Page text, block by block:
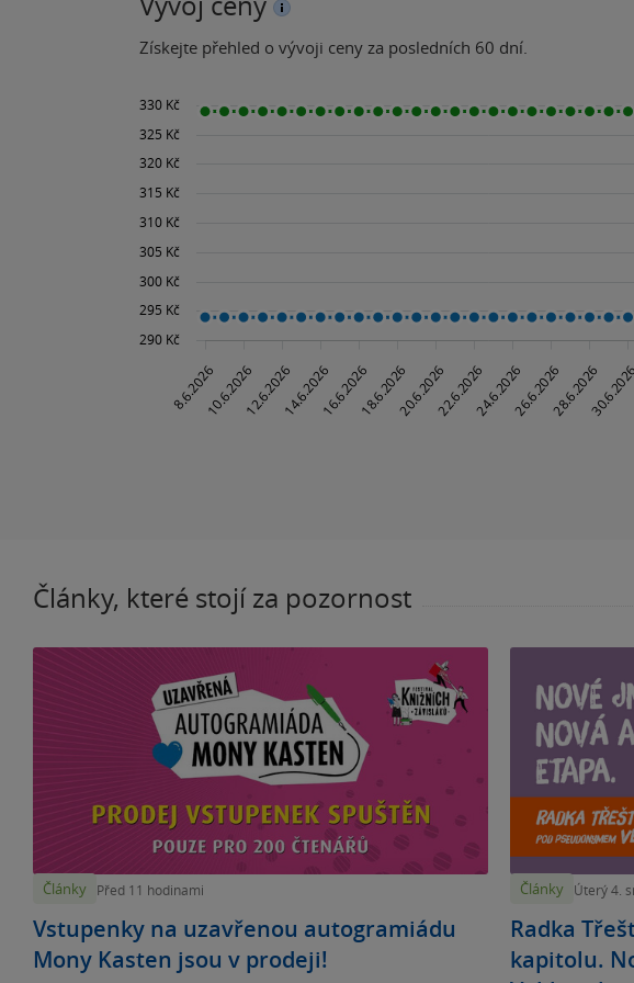
Získejte přehled o vývoji ceny za posledních 60 dní.
Články, které stojí za pozornost
Články Před 11 hodinami
Vstupenky na uzavřenou autogramiádu
Mony Kasten jsou v prodeji!
Články Úterý 4.
Radka
kapitolu.